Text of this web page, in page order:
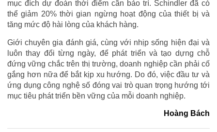
mục đích dự đoán thời điểm cần bảo trì. Schindler đã có
thể giảm 20% thời gian ngừng hoạt động của thiết bị và
tăng mức độ hài lòng của khách hàng.
Giới chuyên gia đánh giá, cùng với nhịp sống hiện đại và
luôn thay đổi từng ngày, để phát triển và tạo dựng chỗ
đứng vững chắc trên thị trường, doanh nghiệp cần phải cố
gắng hơn nữa để bắt kịp xu hướng. Do đó, việc đầu tư và
ứng dụng công nghệ số đóng vai trò quan trọng hướng tới
mục tiêu phát triển bền vững của mỗi doanh nghiệp.
Hoàng Bách